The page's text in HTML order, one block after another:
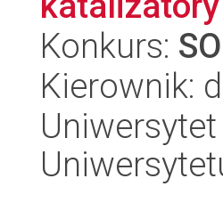
Konkurs:
Kierownik: